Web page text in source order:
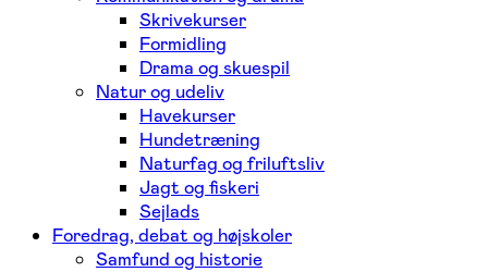
Skrivekurser
Formidling
Drama og skuespil
Natur og udeliv
Havekurser
Hundetræning
Naturfag og friluftsliv
Jagt og fiskeri
Sejlads
Foredrag, debat og højskoler
Samfund og historie